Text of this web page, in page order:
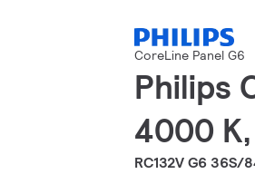
CoreLine Panel G6
Philips
4000 K,
RC132V G6 36S/